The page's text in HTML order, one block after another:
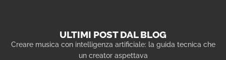
ULTIMI POST DAL BLOG
Creare musica con intelligenza artificiale: la guida tecnica che
un creator aspettava